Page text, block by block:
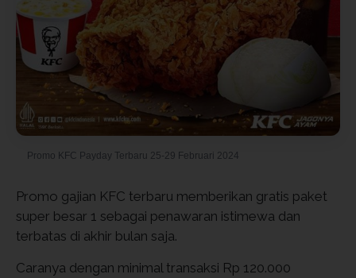
Promo KFC Payday Terbaru 25-29 Februari 2024
Promo gajian KFC terbaru memberikan gratis paket
super besar 1 sebagai penawaran istimewa dan
terbatas di akhir bulan saja.
Caranya dengan minimal transaksi Rp 120.000